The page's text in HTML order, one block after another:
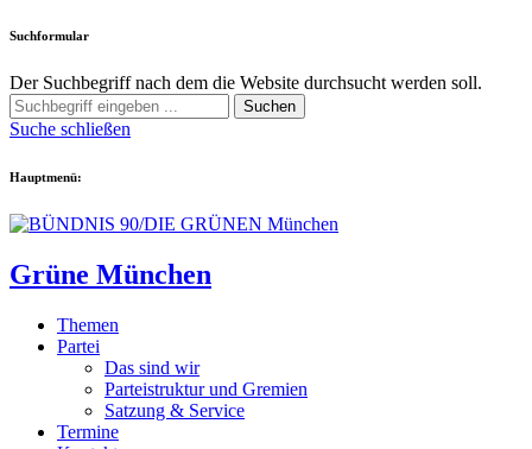
Suchformular
Der Suchbegriff nach dem die Website durchsucht werden soll.
Suchen
Suche schließen
Hauptmenü:
Grüne München
Themen
Partei
Das sind wir
Parteistruktur und Gremien
Satzung & Service
Termine